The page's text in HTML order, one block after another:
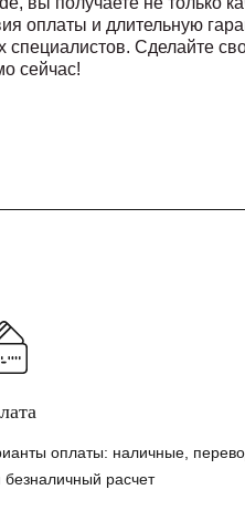
оплаты и длительную
специалистов. Сделайте
сейчас!
оплаты: наличные,
безналичный расчет